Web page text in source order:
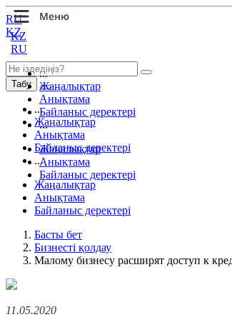
KZ
RU
...
Жаңалықтар
Анықтама
Байланыс деректері
...
Жаңалықтар
Анықтама
Байланыс деректері
RU
KZ
Табу
...
Жаңалықтар
Анықтама
Байланыс деректері
...
Жаңалықтар
Анықтама
Байланыс деректері
Басты бет
Бизнесті қолдау
Малому бизнесу расширят доступ к
11.05.2020